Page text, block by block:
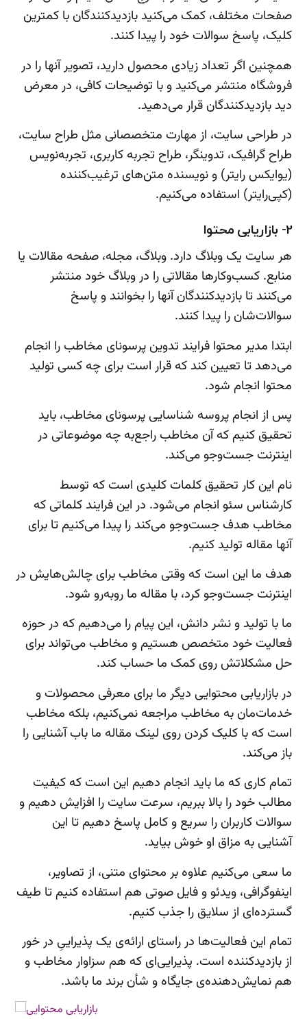
صفحات مختلف، کمک می‌کنید بازدیدکنندگان با کمترین
کلیک، پاسخ سوالات خود را پیدا کنند.
همچنین اگر تعداد زیادی محصول دارید، تصویر آنها را در
فروشگاه منتشر می‌کنید و با توضیحات کافی، در معرض
دید بازدیدکنندگان قرار می‌دهید.
در طراحی سایت، از مهارت متخصصانی مثل طراح سایت،
طراح گرافیک، تدوینگر، طراح تجربه کاربری، تجربه‌نویس
(یوایکس رایتر) و نویسنده متن‌های ترغیب‌کننده
(کپی‌رایتر) استفاده می‌کنیم.
2- بازاریابی محتوا
هر سایت یک وبلاگ دارد. وبلاگ، مجله، صفحه مقالات یا
منابع. کسب‌وکارها مقالاتی را در وبلاگ خود منتشر
می‌کنند تا بازدیدکنندگان آنها را بخوانند و پاسخ
سوالات‌شان را پیدا کنند.
ابتدا مدیر محتوا فرایند تدوین پرسونای مخاطب را انجام
می‌دهد تا تعیین کند که قرار است برای چه کسی تولید
محتوا انجام شود.
پس از انجام پروسه شناسایی پرسونای مخاطب، باید
تحقیق کنیم که آن مخاطب راجع‌به چه موضوعاتی در
اینترنت جست‌وجو می‌کند.
نام این کار تحقیق کلمات کلیدی است که توسط
کارشناس سئو انجام می‌شود. در این فرایند کلماتی که
مخاطب هدف جست‌وجو می‌کند را پیدا می‌کنیم تا برای
آنها مقاله تولید کنیم.
هدف ما این است که وقتی مخاطب برای چالش‌هایش در
اینترنت جست‌وجو کرد، با مقاله ما روبه‌رو شود.
ما با تولید و نشر دانش، این پیام را می‌دهیم که در حوزه
فعالیت خود متخصص هستیم و مخاطب می‌تواند برای
حل مشکلاتش روی کمک ما حساب کند.
در بازاریابی محتوایی دیگر ما برای معرفی محصولات و
خدمات‌مان به مخاطب مراجعه نمی‌کنیم، بلکه مخاطب
است که با کلیک کردن روی لینک مقاله ما باب آشنایی را
باز می‌کند.
تمام کاری که ما باید انجام دهیم این است که کیفیت
مطالب خود را بالا ببریم، سرعت سایت را افزایش دهیم و
سوالات کاربران را سریع و کامل پاسخ دهیم تا این
آشنایی به مزاق او خوش بیاید.
ما سعی می‌کنیم علاوه بر محتوای متنی، از تصاویر،
اینفوگرافی، ویدئو و فایل صوتی هم استفاده کنیم تا طیف
گسترده‌ای از سلایق را جذب کنیم.
تمام این فعالیت‌ها در راستای ارائه‌ی یک پذیراییِ در خور
از بازدیدکننده است. پذیرایی‌ای که هم سزاوار مخاطب و
هم نمایش‌دهنده‌ی جایگاه و شأن برند ما باشد.